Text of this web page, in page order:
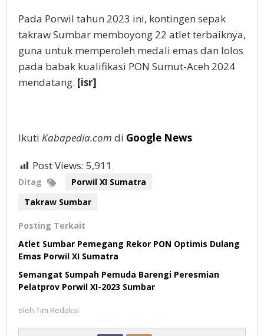
Pada Porwil tahun 2023 ini, kontingen sepak
takraw Sumbar memboyong 22 atlet terbaiknya,
guna untuk memperoleh medali emas dan lolos
pada babak kualifikasi PON Sumut-Aceh 2024
mendatang. [isr]
Ikuti Kabapedia.com di Google News
Post Views: 5,911
Ditag
Porwil XI Sumatra
Takraw Sumbar
Posting Terkait
Atlet Sumbar Pemegang Rekor PON Optimis Dulang
Emas Porwil XI Sumatra
Semangat Sumpah Pemuda Barengi Peresmian
Pelatprov Porwil XI-2023 Sumbar
oleh Tim Redaksi